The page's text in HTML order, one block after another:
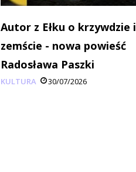
Autor z Ełku o krzywdzie i
zemście - nowa powieść
Radosława Paszki
KULTURA 30/07/2026